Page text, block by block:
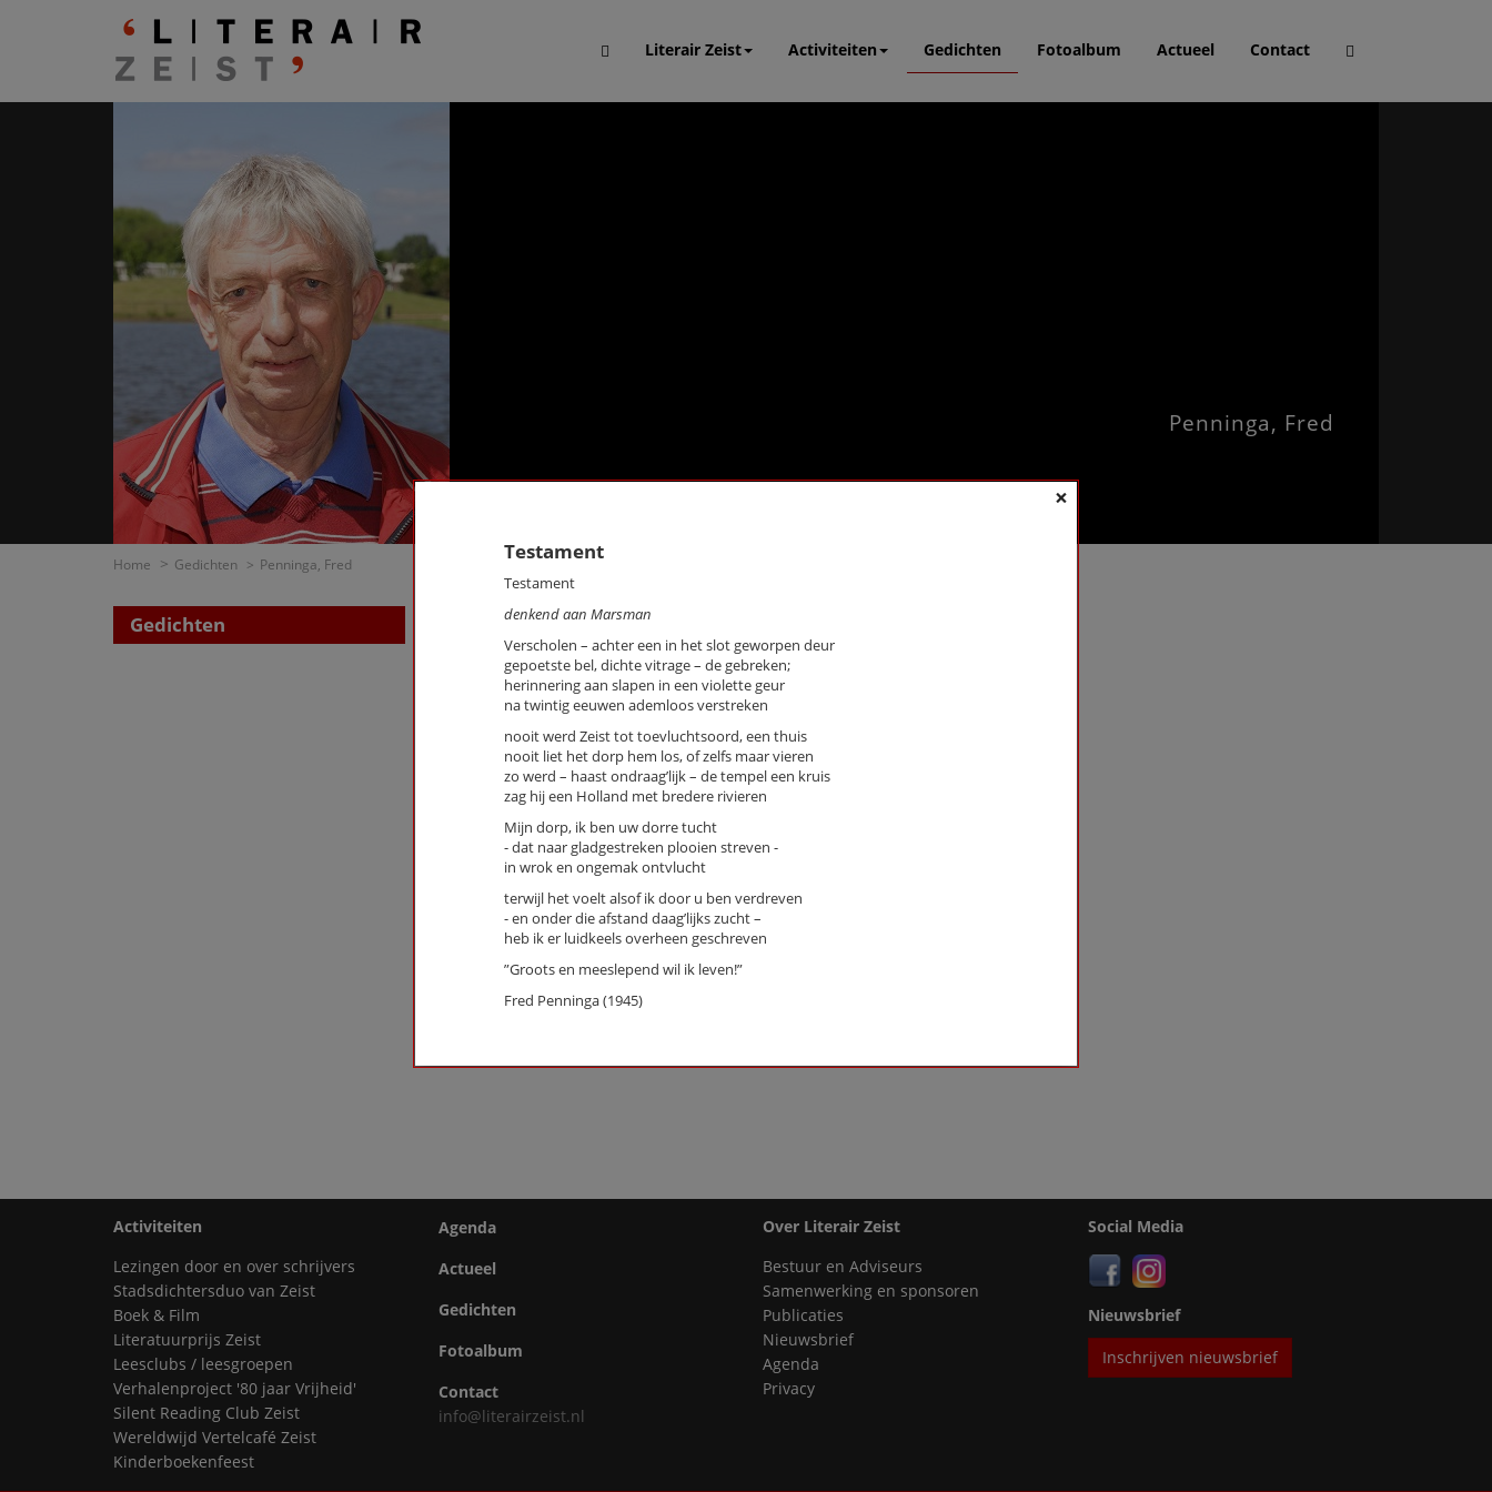
Literair Zeist Activiteiten Gedichten Fotoalbum Actueel Contact
Penninga, Fred
Home Gedichten Penninga, Fred
Gedichten Zoek een gedicht
op dichter / titel gedicht
op thema
-- Alle thema's --
Penninga, Fred
Daar
Nijenheim 46-17
×
Testament
Testament
denkend aan Marsman
Verscholen – achter een in het slot geworpen deur
gepoetste bel, dichte vitrage – de gebreken;
herinnering aan slapen in een violette geur
na twintig eeuwen ademloos verstreken
nooit werd Zeist tot toevluchtsoord, een thuis
nooit liet het dorp hem los, of zelfs maar vieren
zo werd – haast ondraag’lijk – de tempel een kruis
zag hij een Holland met bredere rivieren
Mijn dorp, ik ben uw dorre tucht
- dat naar gladgestreken plooien streven -
in wrok en ongemak ontvlucht
terwijl het voelt alsof ik door u ben verdreven
- en onder die afstand daag’lijks zucht –
heb ik er luidkeels overheen geschreven
”Groots en meeslepend wil ik leven!”
Fred Penninga (1945)
Activiteiten
Lezingen door en over schrijvers
Stadsdichtersduo van Zeist
Boek & Film
Literatuurprijs Zeist
Leesclubs / leesgroepen
Verhalenproject '80 jaar Vrijheid'
Silent Reading Club Zeist
Wereldwijd Vertelcafé Zeist
Kinderboekenfeest
Agenda
Actueel
Gedichten
Fotoalbum
Contact
info@literairzeist.nl
Over Literair Zeist
Bestuur en Adviseurs
Samenwerking en sponsoren
Publicaties
Nieuwsbrief
Agenda
Privacy
Social Media
Nieuwsbrief
Inschrijven nieuwsbrief